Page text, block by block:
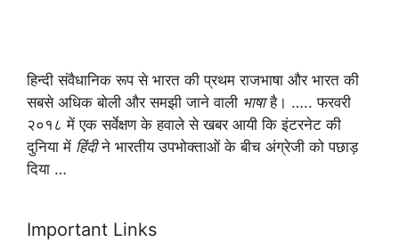
हिन्दी संवैधानिक रूप से भारत की प्रथम राजभाषा और भारत की
सबसे अधिक बोली और समझी जाने वाली भाषाहै। ….. फरवरी
२०१८ में एक सर्वेक्षण के हवाले से खबर आयी कि इंटरनेट की
दुनिया में हिंदीने भारतीय उपभोक्ताओं के बीच अंग्रेजी को पछाड़
दिया …
Important Links